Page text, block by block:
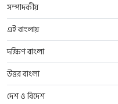
সম্পাদকীয়
এই বাংলায়
দক্ষিণ বাংলা
উত্তর বাংলা
দেশ ও বিদেশ